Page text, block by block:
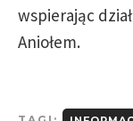
wspierając
Aniołem.